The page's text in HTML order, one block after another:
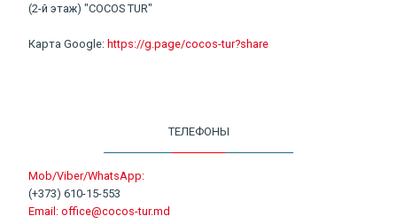
(2-й этаж) "COCOS TUR"
Карта Google: https://g.page/cocos-tur?share
ТЕЛЕФОНЫ
Mob/Viber/WhatsApp:
(+373) 610-15-553
Email: office@cocos-tur.md